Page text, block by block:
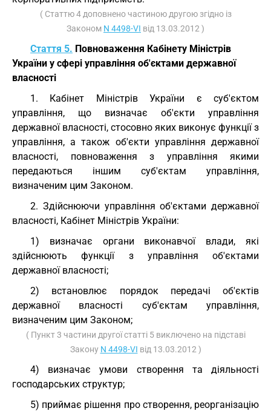
( Статтю 4 доповнено частиною другою згідно із
Законом N 4498-VI від 13.03.2012 )
Стаття 5. Повноваження Кабінету Міністрів
України у сфері управління об'єктами державної
власності
1. Кабінет Міністрів України є суб'єктом
управління, що визначає об'єкти управління
державної власності, стосовно яких виконує функції з
управління, а також об'єкти управління державної
власності, повноваження з управління якими
передаються іншим суб'єктам управління,
визначеним цим Законом.
2. Здійснюючи управління об'єктами державної
власності, Кабінет Міністрів України:
1) визначає органи виконавчої влади, які
здійснюють функції з управління об'єктами
державної власності;
2) встановлює порядок передачі об'єктів
державної власності суб'єктам управління,
визначеним цим Законом;
( Пункт 3 частини другої статті 5 виключено на підставі
Закону N 4498-VI від 13.03.2012 )
4) визначає умови створення та діяльності
господарських структур;
5) приймає рішення про створення, реорганізацію